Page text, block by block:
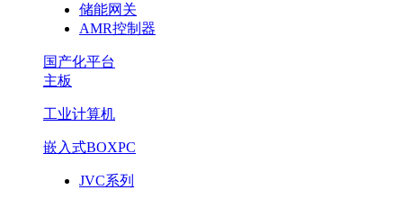
储能网关
AMR控制器
国产化平台
主板
工业计算机
嵌入式BOXPC
JVC系列